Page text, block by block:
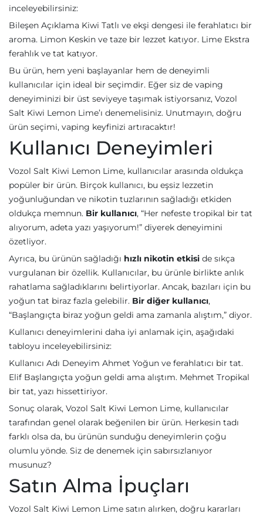
inceleyebilirsiniz:
Bileşen Açıklama Kiwi Tatlı ve ekşi dengesi ile ferahlatıcı bir
aroma. Limon Keskin ve taze bir lezzet katıyor. Lime Ekstra
ferahlık ve tat katıyor.
Bu ürün, hem yeni başlayanlar hem de deneyimli
kullanıcılar için ideal bir seçimdir. Eğer siz de vaping
deneyiminizi bir üst seviyeye taşımak istiyorsanız, Vozol
Salt Kiwi Lemon Lime’ı denemelisiniz. Unutmayın, doğru
ürün seçimi, vaping keyfinizi artıracaktır!
Kullanıcı Deneyimleri
Vozol Salt Kiwi Lemon Lime, kullanıcılar arasında oldukça
popüler bir ürün. Birçok kullanıcı, bu eşsiz lezzetin
yoğunluğundan ve nikotin tuzlarının sağladığı etkiden
oldukça memnun. Bir kullanıcı, “Her nefeste tropikal bir tat
alıyorum, adeta yazı yaşıyorum!” diyerek deneyimini
özetliyor.
Ayrıca, bu ürünün sağladığı hızlı nikotin etkisi de sıkça
vurgulanan bir özellik. Kullanıcılar, bu ürünle birlikte anlık
rahatlama sağladıklarını belirtiyorlar. Ancak, bazıları için bu
yoğun tat biraz fazla gelebilir. Bir diğer kullanıcı,
“Başlangıçta biraz yoğun geldi ama zamanla alıştım,” diyor.
Kullanıcı deneyimlerini daha iyi anlamak için, aşağıdaki
tabloyu inceleyebilirsiniz:
Kullanıcı Adı Deneyim Ahmet Yoğun ve ferahlatıcı bir tat.
Elif Başlangıçta yoğun geldi ama alıştım. Mehmet Tropikal
bir tat, yazı hissettiriyor.
Sonuç olarak, Vozol Salt Kiwi Lemon Lime, kullanıcılar
tarafından genel olarak beğenilen bir ürün. Herkesin tadı
farklı olsa da, bu ürünün sunduğu deneyimlerin çoğu
olumlu yönde. Siz de denemek için sabırsızlanıyor
musunuz?
Satın Alma İpuçları
Vozol Salt Kiwi Lemon Lime satın alırken, doğru kararları